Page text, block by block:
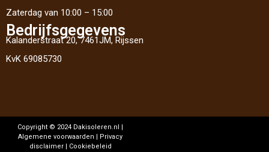
Zaterdag van 10:00 – 15:00
Bedrijfsgegevens
Kalanderstraat 20, 7461JM, Rijssen
KvK 69085730
Copyright © 2024 Dakisoleren.nl |
Algemene voorwaarden | Privacy
disclaimer | Cookiebeleid